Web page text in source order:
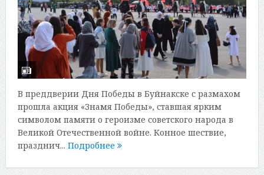
В преддверии Дня Победы в Буйнакске с размахом
прошла акция «Знамя Победы», ставшая ярким
символом памяти о героизме советского народа в
Великой Отечественной войне. Конное шествие,
празднич... Подробнее